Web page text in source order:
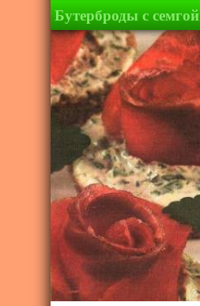
Бутерброды с семгой